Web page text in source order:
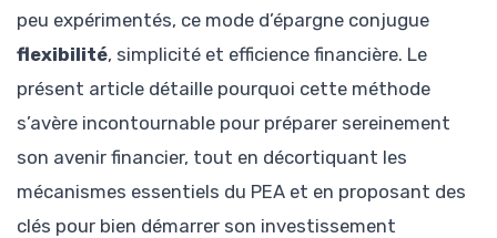
peu expérimentés, ce mode d’épargne conjugue
flexibilité, simplicité et efficience financière. Le
présent article détaille pourquoi cette méthode
s’avère incontournable pour préparer sereinement
son avenir financier, tout en décortiquant les
mécanismes essentiels du PEA et en proposant des
clés pour bien démarrer son investissement